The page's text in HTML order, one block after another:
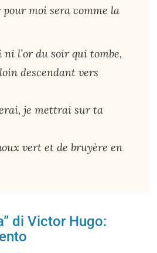
moi sera comme la
ni l’or du soir qui tombe,
descendant vers
je mettrai sur ta
vert et de bruyère en
di Victor Hugo: